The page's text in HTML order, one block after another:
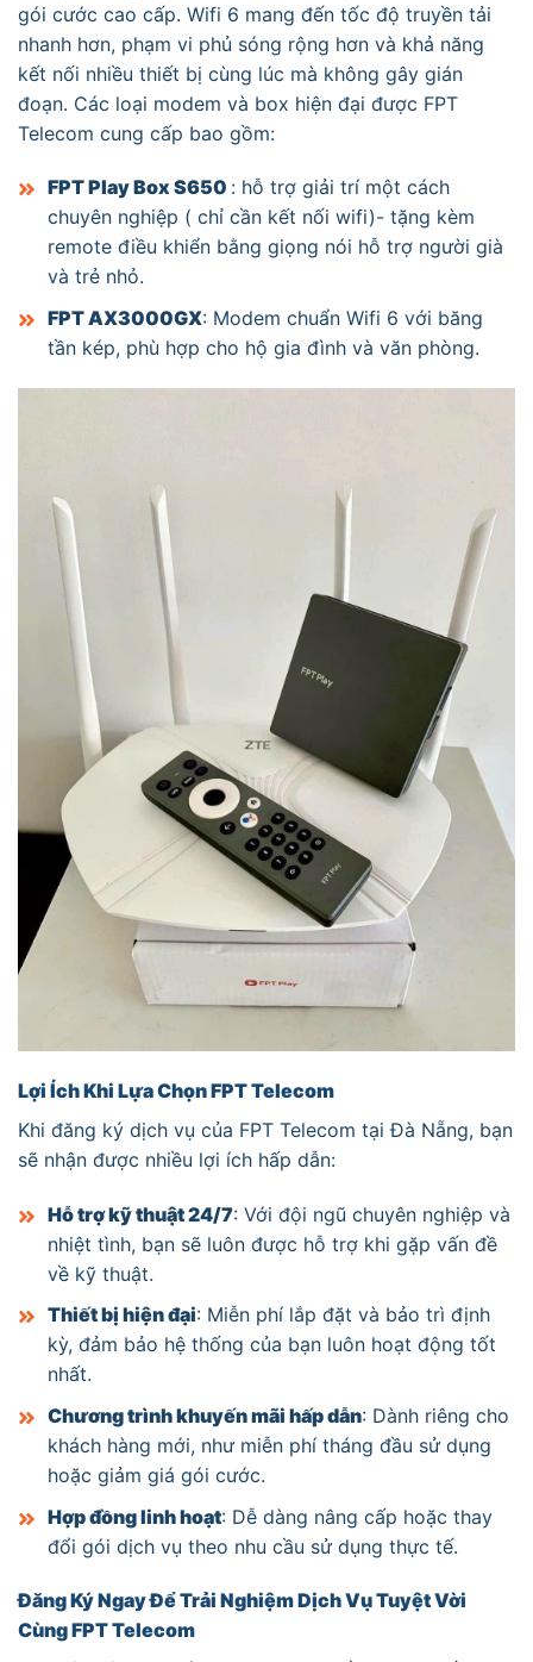
gói cước cao cấp. Wifi 6 mang đến tốc độ truyền tải
nhanh hơn, phạm vi phủ sóng rộng hơn và khả năng
kết nối nhiều thiết bị cùng lúc mà không gây gián
đoạn. Các loại modem và box hiện đại được FPT
Telecom cung cấp bao gồm:
FPT Play Box S650 : hỗ trợ giải trí một cách
chuyên nghiệp ( chỉ cần kết nối wifi)- tặng kèm
remote điều khiển bằng giọng nói hỗ trợ người già
và trẻ nhỏ.
FPT AX3000GX: Modem chuẩn Wifi 6 với băng
tần kép, phù hợp cho hộ gia đình và văn phòng.
Lợi Ích Khi Lựa Chọn FPT Telecom
Khi đăng ký dịch vụ của FPT Telecom tại Đà Nẵng, bạn
sẽ nhận được nhiều lợi ích hấp dẫn:
Hỗ trợ kỹ thuật 24/7: Với đội ngũ chuyên nghiệp và
nhiệt tình, bạn sẽ luôn được hỗ trợ khi gặp vấn đề
về kỹ thuật.
Thiết bị hiện đại: Miễn phí lắp đặt và bảo trì định
kỳ, đảm bảo hệ thống của bạn luôn hoạt động tốt
nhất.
Chương trình khuyến mãi hấp dẫn: Dành riêng cho
khách hàng mới, như miễn phí tháng đầu sử dụng
hoặc giảm giá gói cước.
Hợp đồng linh hoạt: Dễ dàng nâng cấp hoặc thay
đổi gói dịch vụ theo nhu cầu sử dụng thực tế.
Đăng Ký Ngay Để Trải Nghiệm Dịch Vụ Tuyệt Vời
Cùng FPT Telecom